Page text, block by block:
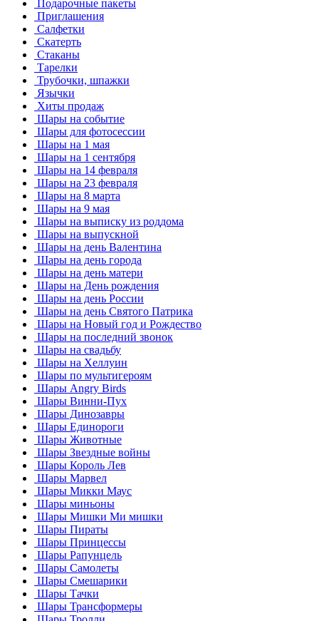
Подарочные пакеты
Приглашения
Салфетки
Скатерть
Стаканы
Тарелки
Трубочки, шпажки
Язычки
Хиты продаж
Шары на событие
Шары для фотосессии
Шары на 1 мая
Шары на 1 сентября
Шары на 14 февраля
Шары на 23 февраля
Шары на 8 марта
Шары на 9 мая
Шары на выписку из роддома
Шары на выпускной
Шары на день Валентина
Шары на день города
Шары на день матери
Шары на День рождения
Шары на день России
Шары на день Святого Патрика
Шары на Новый год и Рождество
Шары на последний звонок
Шары на свадьбу
Шары на Хеллуин
Шары по мультигероям
Шары Angry Birds
Шары Винни-Пух
Шары Динозавры
Шары Единороги
Шары Животные
Шары Звездные войны
Шары Король Лев
Шары Марвел
Шары Микки Маус
Шары миньоны
Шары Мишки Ми мишки
Шары Пираты
Шары Принцессы
Шары Рапунцель
Шары Самолеты
Шары Смешарики
Шары Тачки
Шары Трансформеры